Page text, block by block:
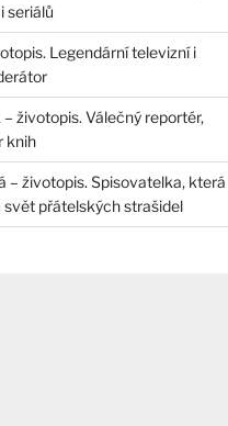
seriálů
Legendární televizní i
životopis. Válečný reportér,
knih
– životopis. Spisovatelka, která
přátelských strašidel